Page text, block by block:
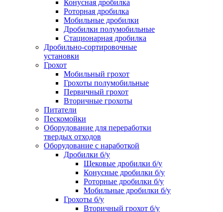
Конусная дробилка
Роторная дробилка
Мобильные дробилки
Дробилки полумобильные
Стационарная дробилка
Дробильно-сортировочные
установки
Грохот
Мобильный грохот
Грохоты полумобильные
Первичный грохот
Вторичные грохоты
Питатели
Пескомойки
Оборудование для переработки
твердых отходов
Оборудование с наработкой
Дробилки б/у
Щековые дробилки б/у
Конусные дробилки б/у
Роторные дробилки б/у
Мобильные дробилки б/у
Грохоты б/у
Вторичный грохот б/у